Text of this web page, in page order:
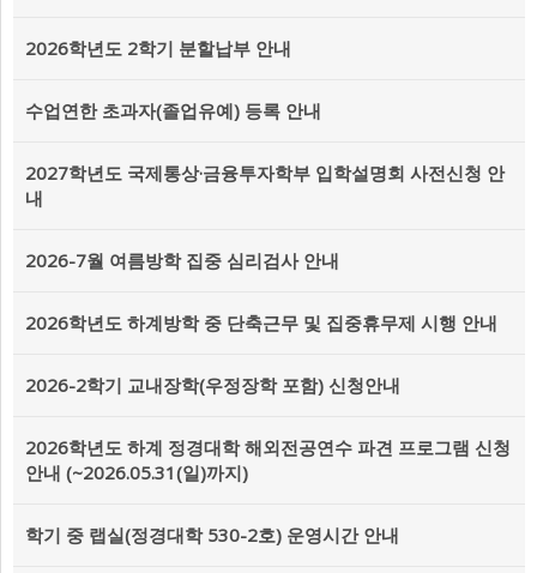
2026학년도 2학기 분할납부 안내
수업연한 초과자(졸업유예) 등록 안내
2027학년도 국제통상·금융투자학부 입학설명회 사전신청 안
내
2026-7월 여름방학 집중 심리검사 안내
2026학년도 하계방학 중 단축근무 및 집중휴무제 시행 안내
2026-2학기 교내장학(우정장학 포함) 신청안내
2026학년도 하계 정경대학 해외전공연수 파견 프로그램 신청
안내 (~2026.05.31(일)까지)
학기 중 랩실(정경대학 530-2호) 운영시간 안내